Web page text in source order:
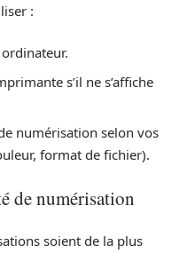
:
s’il ne s’affiche
numérisation selon vos
format de fichier).
de numérisation
soient de la plus